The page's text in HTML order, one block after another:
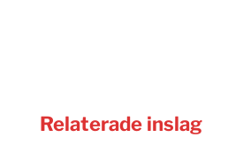
Relaterade inslag